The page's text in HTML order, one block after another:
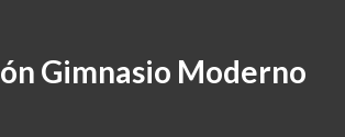
Gimnasio Moderno